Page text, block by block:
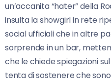
un’accanita “hater” della
insulta la showgirl in rete
social ufficiali che in altre
sorprende in un bar,
che le chiede spiegazioni
tenta di sostenere che